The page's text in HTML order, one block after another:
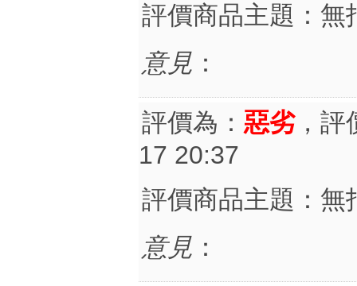
評價商品主題：無
意見 ：
評價為： 惡劣，評
17 20:37
評價商品主題：無
意見 ：